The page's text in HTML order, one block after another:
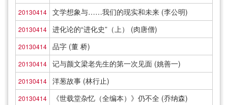
20130414 文学想象与……我们的现实和未来 (李公明)
20130414 进化论的“进化史”（上） (肉唐僧)
20130414 品字 (董 桥)
20130414 记与颜文梁老先生的第一次见面 (姚善一)
20130414 洋葱故事 (林行止)
20130414 《世载堂杂忆（全编本）》仍不全 (乔纳森)